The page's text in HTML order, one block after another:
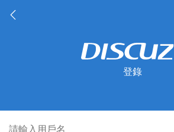
登錄